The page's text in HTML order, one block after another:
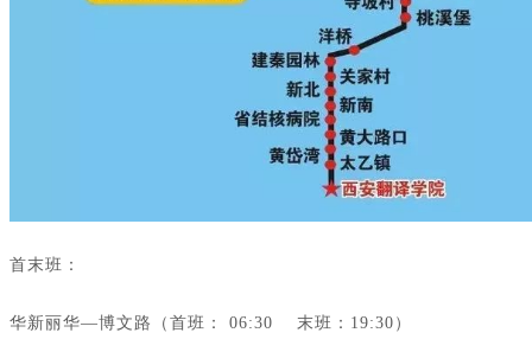
首末班：
华新丽华—博文路（ 首班： 06:30 末班：19:30）